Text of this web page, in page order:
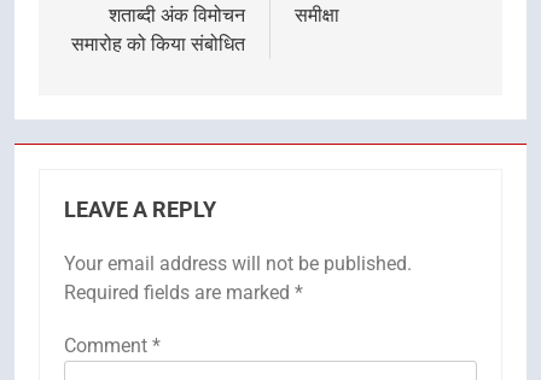
शताब्दी अंक विमोचन
समारोह को किया संबोधित
समीक्षा
LEAVE A REPLY
Your email address will not be published.
Required fields are marked *
Comment *